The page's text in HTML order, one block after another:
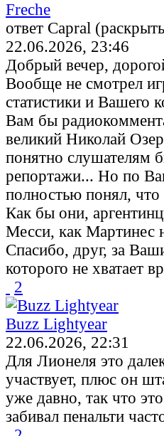
Freche
ответ Capral
22.06.2026, 23:46
Добрый вечер,
Вообще не смотрел
статистики и Вашего
Вам бы
великий Николай
понятно слушателям
репортажи... Но по
полностью понял, что
Как бы они,
Месси, как Мартинес
Спасибо, друг, за
которого не хватает
2
Buzz Lightyear
22.06.2026, 22:31
Для Лионеля это
участвует, плюс он
уже давно, так что
забивал пенальти